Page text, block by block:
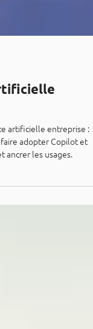
artificielle entreprise :
adopter Copilot et